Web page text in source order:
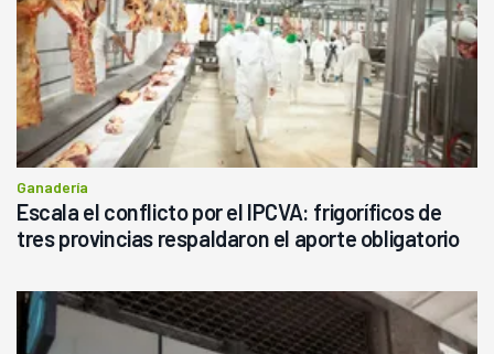
Ganadería
Escala el conflicto por el IPCVA: frigoríficos de
tres provincias respaldaron el aporte obligatorio